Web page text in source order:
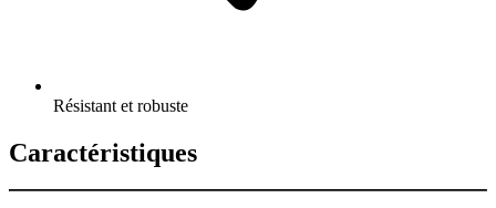
Résistant et robuste
Caractéristiques